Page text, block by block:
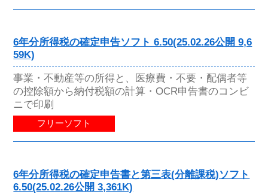
6年分所得税の確定申告ソフト 6.50(25.02.26公開 9,6
59K)
事業・不動産等の所得と、医療費・不要・配偶者等
の控除額から納付税額の計算・OCR申告書のコンビ
ニで印刷
フリーソフト
6年分所得税の確定申告書と第三表(分離課税)ソフト
6.50(25.02.26公開 3,361K)